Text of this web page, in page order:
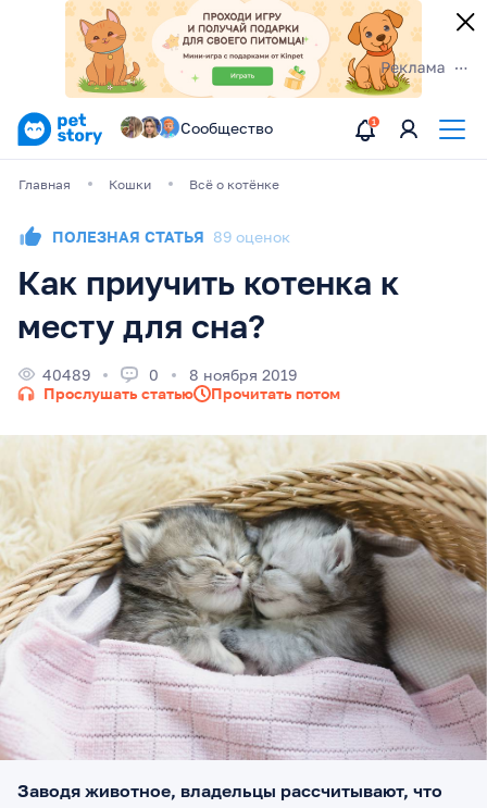
Сообщество
Главная Кошки Всё о котёнке
ПОЛЕЗНАЯ СТАТЬЯ 89 оценок
Как приучить котенка к
месту для сна?
40489 0
8 ноября 2019
Прослушать статью
Прочитать потом
Заводя животное, владельцы рассчитывают, что